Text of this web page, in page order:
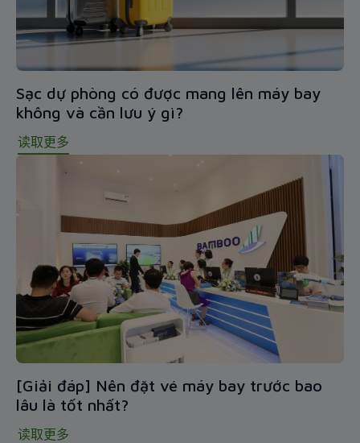
Sạc dự phòng có được mang lên máy bay
không và cần lưu ý gì?
读取更多
[Giải đáp] Nên đặt vé máy bay trước bao
lâu là tốt nhất?
读取更多